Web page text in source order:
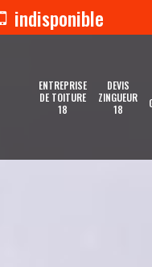
indisponible
ENTREPRISE
DE TOITURE
18
DEVIS
ZINGUEUR
18